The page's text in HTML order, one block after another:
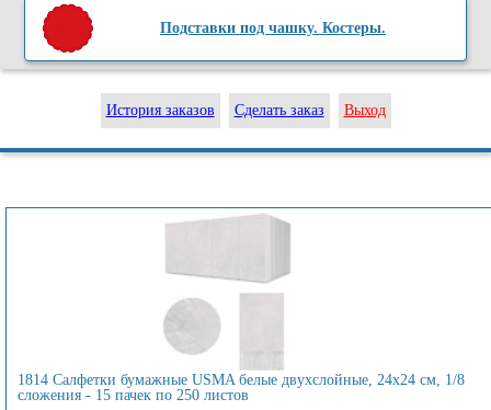
Подставки под чашку. Костеры.
История заказов Сделать заказ Выход
1814 Салфетки бумажные USMA белые двухслойные, 24х24 см, 1/8
сложения - 15 пачек по 250 листов